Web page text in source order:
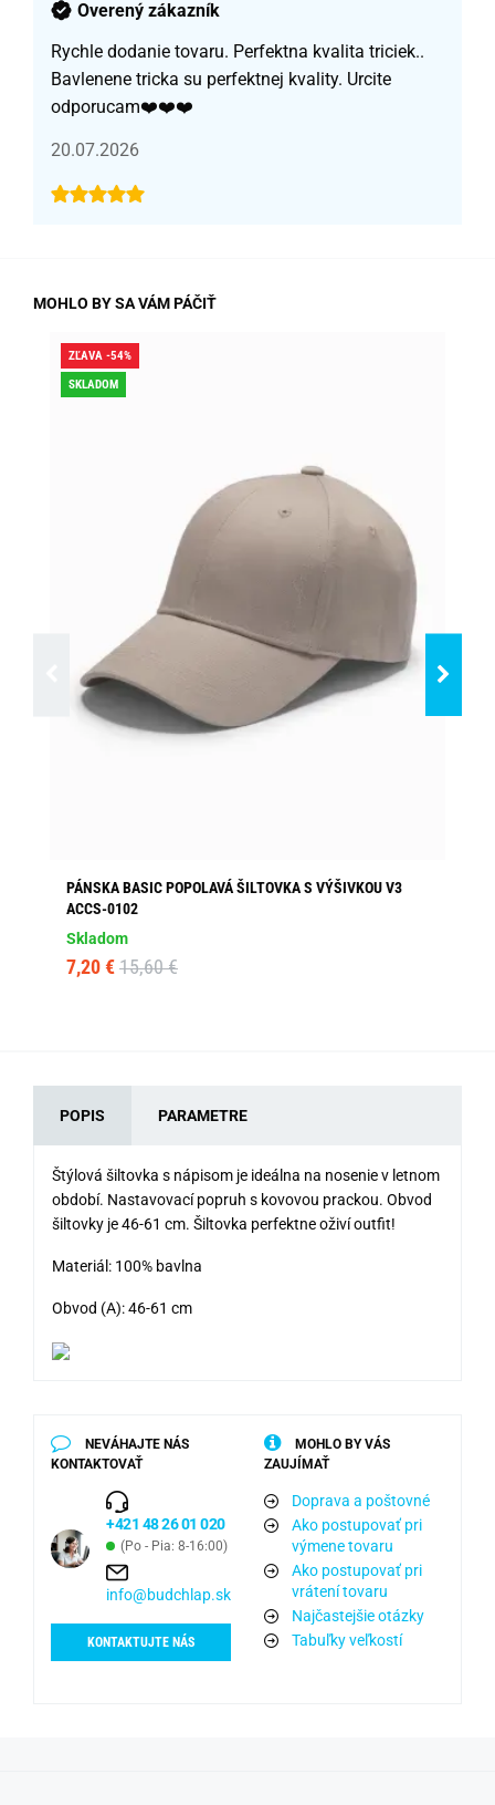
Overený zákazník
Rychle dodanie tovaru. Perfektna kvalita triciek..
Bavlenene tricka su perfektnej kvality. Urcite
odporucam❤️❤️❤️
20.07.2026
MOHLO BY SA VÁM PÁČIŤ
ZĽAVA -54%
SKLADOM
PÁNSKA BASIC POPOLAVÁ ŠILTOVKA S VÝŠIVKOU V3
ACCS-0102
Skladom
7,20 € 15,60 €
POPIS PARAMETRE
Štýlová šiltovka s nápisom je ideálna na nosenie v letnom
období. Nastavovací popruh s kovovou prackou. Obvod
šiltovky je 46-61 cm. Šiltovka perfektne oživí outfit!
Materiál: 100% bavlna
Obvod (A): 46-61 cm
NEVÁHAJTE NÁS
KONTAKTOVAŤ
+421 48 26 01 020
(Po - Pia: 8-16:00)
info@budchlap.sk
KONTAKTUJTE NÁS
MOHLO BY VÁS
ZAUJÍMAŤ
Doprava a poštovné
Ako postupovať pri
výmene tovaru
Ako postupovať pri
vrátení tovaru
Najčastejšie otázky
Tabuľky veľkostí